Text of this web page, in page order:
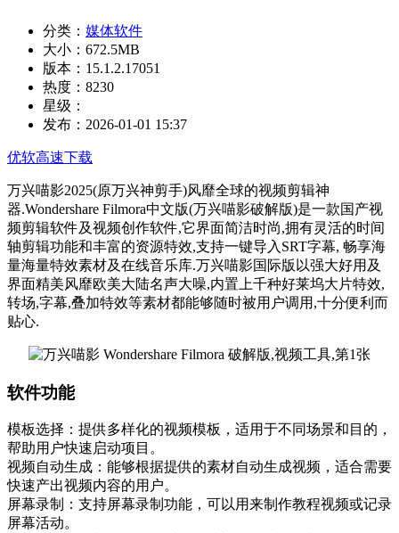
分类： 媒体软件
大小： 672.5MB
版本： 15.1.2.17051
热度： 8230
星级：
发布： 2026-01-01 15:37
优软高速下载
万兴喵影2025(原万兴神剪手)风靡全球的视频剪辑神
器.Wondershare Filmora中文版(万兴喵影破解版)是一款国产视
频剪辑软件及视频创作软件,它界面简洁时尚,拥有灵活的时间
轴剪辑功能和丰富的资源特效,支持一键导入SRT字幕, 畅享海
量海量特效素材及在线音乐库.万兴喵影国际版以强大好用及
界面精美风靡欧美大陆名声大噪,内置上千种好莱坞大片特效,
转场,字幕,叠加特效等素材都能够随时被用户调用,十分便利而
贴心.
软件功能
模板选择：提供多样化的视频模板，适用于不同场景和目的，
帮助用户快速启动项目。
视频自动生成：能够根据提供的素材自动生成视频，适合需要
快速产出视频内容的用户。
屏幕录制：支持屏幕录制功能，可以用来制作教程视频或记录
屏幕活动。